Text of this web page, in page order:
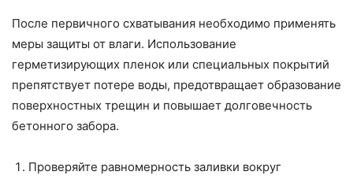
После первичного схватывания необходимо применять
меры защиты от влаги. Использование
герметизирующих пленок или специальных покрытий
препятствует потере воды, предотвращает образование
поверхностных трещин и повышает долговечность
бетонного забора.
Проверяйте равномерность заливки вокруг